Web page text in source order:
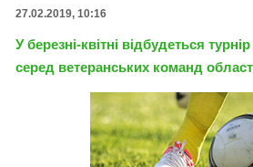
27.02.2019, 10:16
У березні-квітні відбудеться
серед ветеранських команд